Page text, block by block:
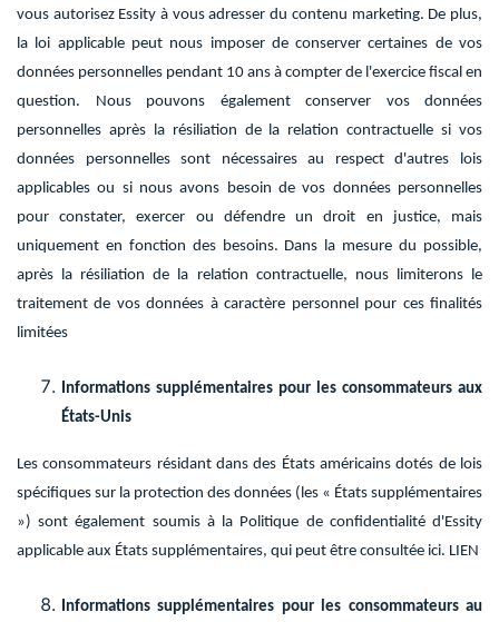
vous autorisez Essity à vous adresser du contenu marketing. De plus,
la loi applicable peut nous imposer de conserver certaines de vos
données personnelles pendant 10 ans à compter de l'exercice fiscal en
question. Nous pouvons également conserver vos données
personnelles après la résiliation de la relation contractuelle si vos
données personnelles sont nécessaires au respect d'autres lois
applicables ou si nous avons besoin de vos données personnelles
pour constater, exercer ou défendre un droit en justice, mais
uniquement en fonction des besoins. Dans la mesure du possible,
après la résiliation de la relation contractuelle, nous limiterons le
traitement de vos données à caractère personnel pour ces finalités
limitées
Informations supplémentaires pour les consommateurs aux
États-Unis
Les consommateurs résidant dans des États américains dotés de lois
spécifiques sur la protection des données (les « États supplémentaires
») sont également soumis à la Politique de confidentialité d'Essity
applicable aux États supplémentaires, qui peut être consultée ici. LIEN
Informations supplémentaires pour les consommateurs au